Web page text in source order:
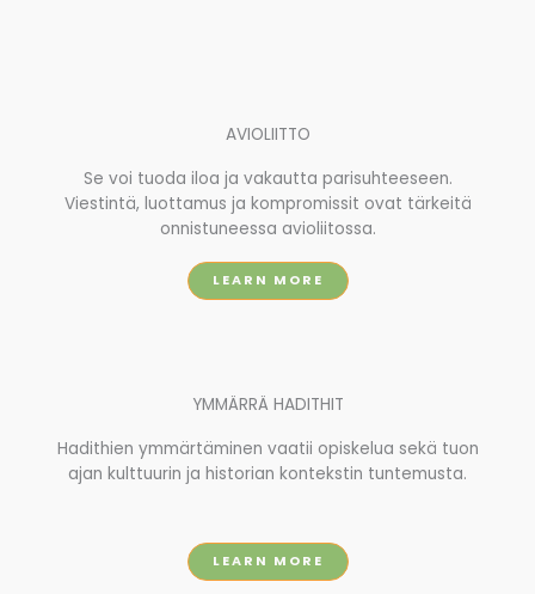
AVIOLIITTO
Se voi tuoda iloa ja vakautta parisuhteeseen.
Viestintä, luottamus ja kompromissit ovat tärkeitä
onnistuneessa avioliitossa.
LEARN MORE
YMMÄRRÄ HADITHIT
Hadithien ymmärtäminen vaatii opiskelua sekä tuon
ajan kulttuurin ja historian kontekstin tuntemusta.
LEARN MORE